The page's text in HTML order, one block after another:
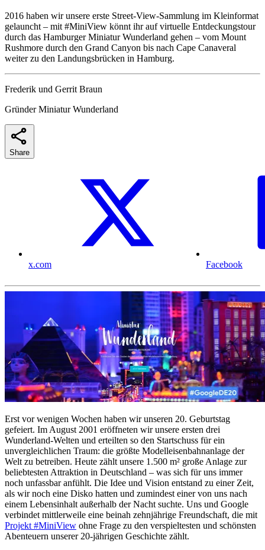
2016 haben wir unsere erste Street-View-Sammlung im Kleinformat
gelauncht – mit #MiniView könnt ihr auf virtuelle Entdeckungstour
durch das Hamburger Miniatur Wunderland gehen – vom Mount
Rushmore durch den Grand Canyon bis nach Cape Canaveral
weiter zu den Landungsbrücken in Hamburg.
Frederik und Gerrit Braun
Gründer Miniatur Wunderland
Share
x.com Facebook
Erst vor wenigen Wochen haben wir unseren 20. Geburtstag
gefeiert. Im August 2001 eröffneten wir unsere ersten drei
Wunderland-Welten und erteilten so den Startschuss für ein
unvergleichlichen Traum: die größte Modelleisenbahnanlage der
Welt zu betreiben. Heute zählt unsere 1.500 m² große Anlage zur
beliebtesten Attraktion in Deutschland ‒ was sich für uns immer
noch unfassbar anfühlt. Die Idee und Vision entstand zu einer Zeit,
als wir noch eine Disko hatten und zumindest einer von uns nach
einem Lebensinhalt außerhalb der Nacht suchte. Uns und Google
verbindet mittlerweile eine beinah zehnjährige Freundschaft, die mit
Projekt #MiniView ohne Frage zu den verspieltesten und schönsten
Abenteuern unserer 20-jährigen Geschichte zählt.